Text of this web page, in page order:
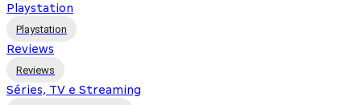
Playstation
Playstation
Reviews
Reviews
Séries, TV e Streaming